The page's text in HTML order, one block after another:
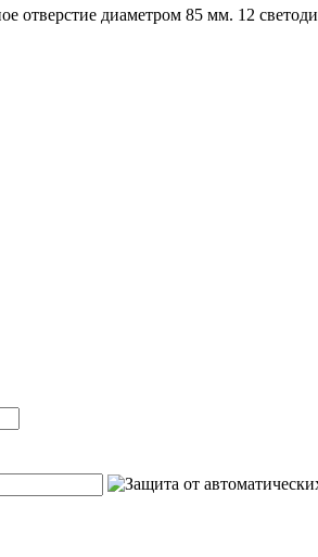
отверстие диаметром 85 мм. 12